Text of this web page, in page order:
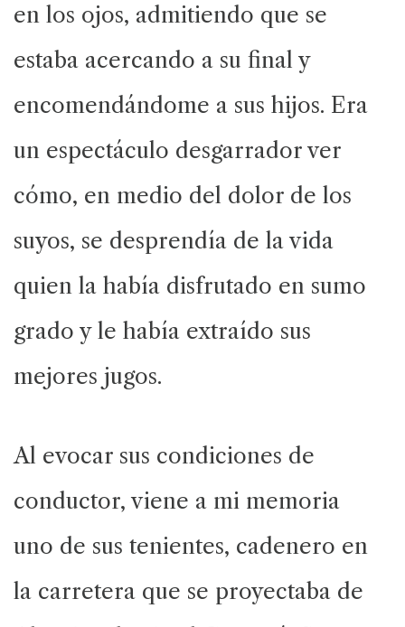
en los ojos, admitiendo que se
estaba acercando a su final y
encomendándome a sus hijos. Era
un espectáculo desgarrador ver
cómo, en medio del dolor de los
suyos, se desprendía de la vida
quien la había disfrutado en sumo
grado y le había extraído sus
mejores jugos.
Al evocar sus condiciones de
conductor, viene a mi memoria
uno de sus tenientes, cadenero en
la carretera que se proyectaba de